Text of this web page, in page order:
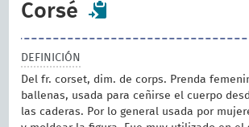
Corsé
DEFINICIÓN
Del fr. corset, dim. de corps. Prenda
ballenas, usada para ceñirse el cuerpo
las caderas. Por lo general usada por